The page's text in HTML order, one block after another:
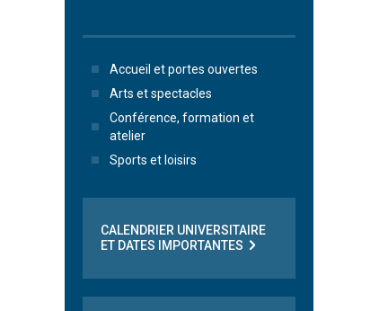
Accueil et portes ouvertes
Arts et spectacles
Conférence, formation et
atelier
Sports et loisirs
CALENDRIER UNIVERSITAIRE
ET DATES IMPORTANTES